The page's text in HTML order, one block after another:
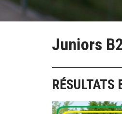
Juniors
RÉSULTATS